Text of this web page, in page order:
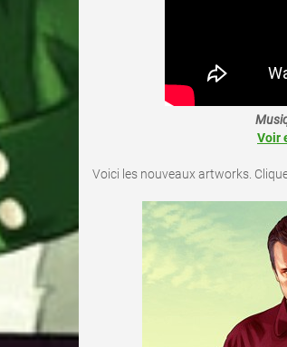
Voir
Voici les nouveaux artworks.